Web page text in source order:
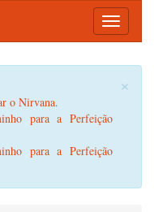
Toggle
×
o Nirvana.
para a Perfeição
para a Perfeição